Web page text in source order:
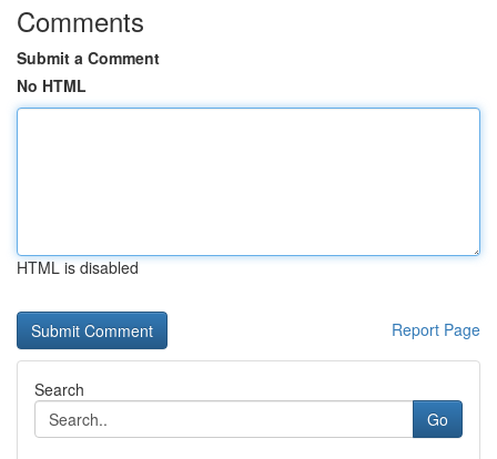
Comments
Submit a Comment
No HTML
HTML is disabled
Report Page
Search
Go